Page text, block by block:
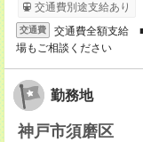
交通費別途支給あり
交通費
交通費全額支給
場もご相談ください
勤務地
神戸市須磨区